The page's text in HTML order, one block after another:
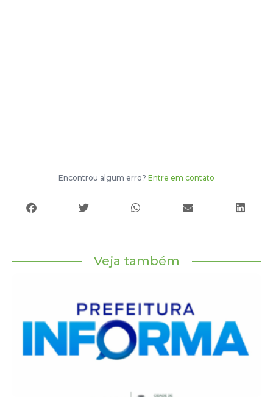
Encontrou algum erro? Entre em contato
Veja também